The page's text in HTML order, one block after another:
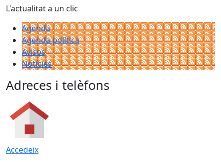
L'actualitat a un clic
Agenda
Agenda política
Avisos
Notícies
Adreces i telèfons
Accedeix